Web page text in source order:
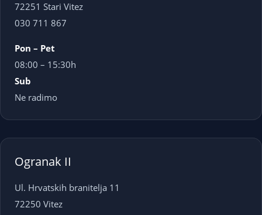
72251 Stari Vitez
030 711 867
Pon – Pet
08:00 – 15:30h
Sub
Ne radimo
Ogranak II
Ul. Hrvatskih branitelja 11
72250 Vitez